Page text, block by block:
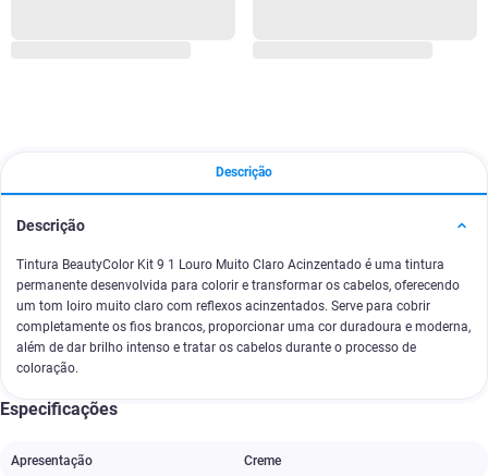
Descrição
Descrição
Tintura BeautyColor Kit 9 1 Louro Muito Claro Acinzentado é uma tintura
permanente desenvolvida para colorir e transformar os cabelos, oferecendo
um tom loiro muito claro com reflexos acinzentados. Serve para cobrir
completamente os fios brancos, proporcionar uma cor duradoura e moderna,
além de dar brilho intenso e tratar os cabelos durante o processo de
coloração.
Especificações
Apresentação Creme